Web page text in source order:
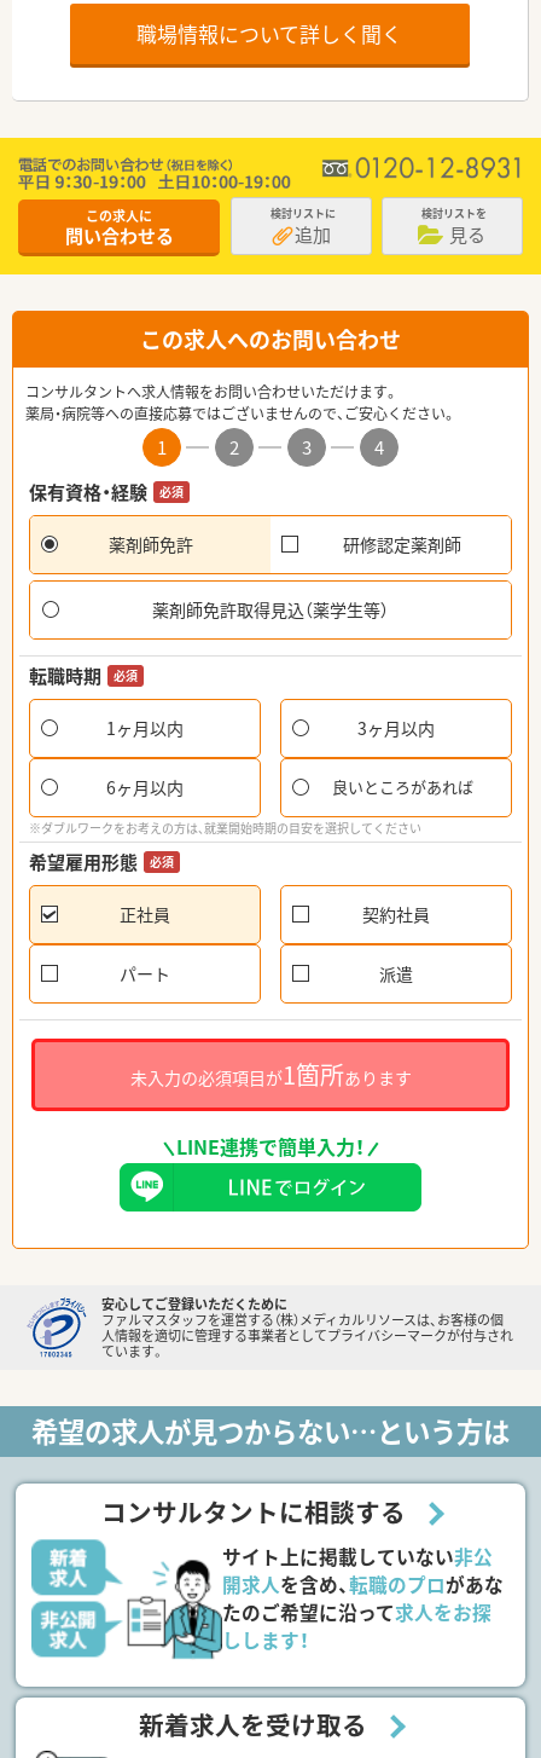
職場情報について詳しく聞く
この求人に
問い合わせる
検討リストに
追加
検討リストを
見る
この求人へのお問い合わせ
コンサルタントへ求人情報をお問い合わせいただけます。
薬局・病院等への直接応募ではございませんので、ご安心ください。
1 2 3
4
保有資格・経験
必須
薬剤師免許 研修認定薬剤師
薬剤師免許取得見込（薬学生等）
転職時期 必須
1ヶ月以内 3ヶ月以内
6ヶ月以内 良いところがあれば
※ダブルワークをお考えの方は、就業開始時期の目安を選択してください
希望雇用形態 必須
正社員 契約社員
パート 派遣
未入力の必須項目が1箇所あります
LINE連携で簡単入力！
安心してご登録いただくために
ファルマスタッフを運営する（株）メディカルリソースは、お客様の個
人情報を適切に管理する事業者としてプライバシーマークが付与され
ています。
希望の求人が見つからない…という方は
コンサルタントに相談する
サイト上に掲載していない非公
開求人を含め、転職のプロがあな
たのご希望に沿って求人をお探
しします！
新着求人を受け取る